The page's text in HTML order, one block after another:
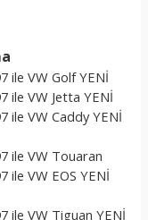
ile VW Golf YENİ
ile VW Jetta YENİ
ile VW Caddy YENİ
ile VW Touaran
ile VW EOS YENİ
ile VW Tiguan YENİ